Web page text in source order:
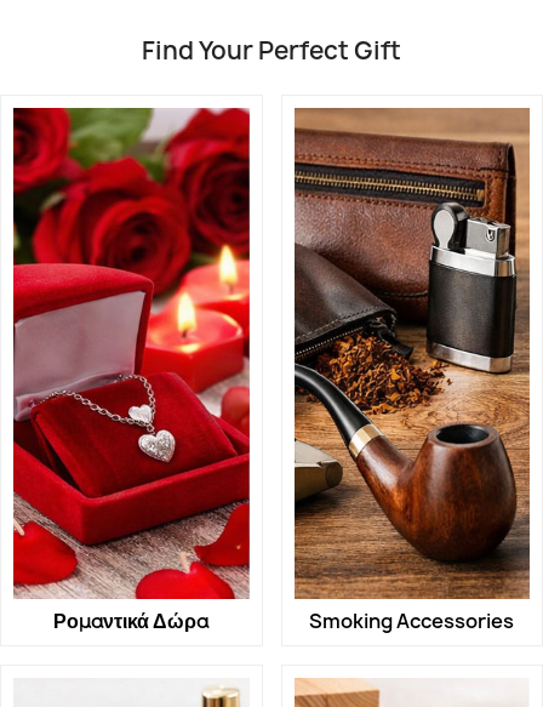
Find Your Perfect Gift
Ρομαντικά Δώρα Smoking Accessories